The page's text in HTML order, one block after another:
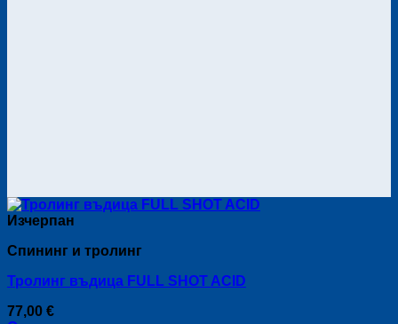
Изчерпан
Спининг и тролинг
Тролинг въдица FULL SHOT ACID
77,00 €